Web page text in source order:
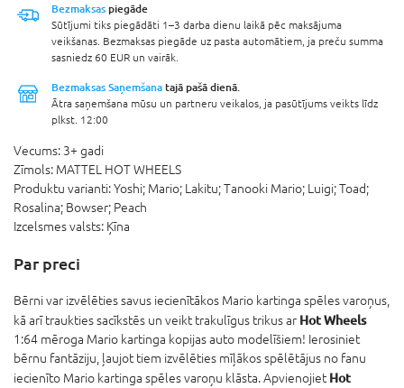
Bezmaksas piegāde
Sūtījumi tiks piegādāti 1–3 darba dienu laikā pēc maksājuma
veikšanas. Bezmaksas piegāde uz pasta automātiem, ja preču summa
sasniedz 60 EUR un vairāk.
Bezmaksas Saņemšana tajā pašā dienā.
Ātra saņemšana mūsu un partneru veikalos, ja pasūtījums veikts līdz
plkst. 12:00
Vecums: 3+ gadi
Zīmols: MATTEL HOT WHEELS
Produktu varianti:Yoshi; Mario; Lakitu; Tanooki Mario; Luigi; Toad;
Rosalina; Bowser; Peach
Izcelsmes valsts: Ķīna
Par preci
​Bērni var izvēlēties savus iecienītākos Mario kartinga spēles varoņus,
kā arī traukties sacīkstēs un veikt trakulīgus trikus ar Hot Wheels
1:64 mēroga Mario kartinga kopijas auto modelīšiem! Ierosiniet
bērnu fantāziju, ļaujot tiem izvēlēties mīļākos spēlētājus no fanu
iecienīto Mario kartinga spēles varoņu klāsta. Apvienojiet Hot